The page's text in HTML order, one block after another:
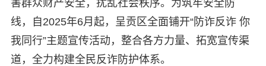
害群众财产安全，扰乱社会秩序。为筑牢安全防
线，自2025年6月起，呈贡区全面铺开“防诈反诈 你
我同行”主题宣传活动，整合各方力量、拓宽宣传渠
道，全力构建全民反诈防护体系。